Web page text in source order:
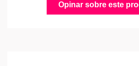
Opinar sobre este